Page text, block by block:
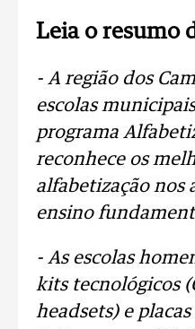
Leia o resumo
- A região dos
escolas
programa
reconhece os
alfabetização nos
ensino
- As escolas
kits tecnológicos
headsets) e